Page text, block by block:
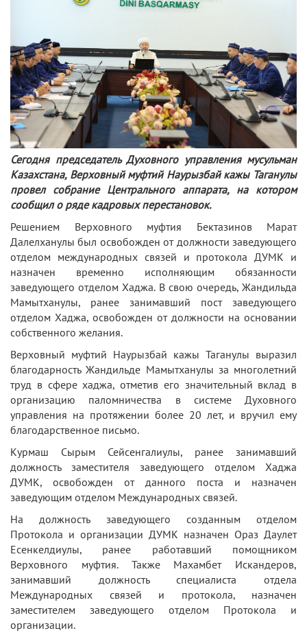
Сегодня председатель Духовного управления мусульман
Казахстана, Верховный муфтий Наурызбай кажы Таганулы
провел собрание Центрального аппарата, на котором
сообщил о ряде кадровых перестановок.
Решением Верховного муфтия Бектазинов Марат
Далелханулы был освобожден от должности заведующего
отделом международных связей и протокола ДУМК и
назначен временно исполняющим обязанности
заведующего отделом Хаджа. В свою очередь, Жандильда
Мамытханулы, ранее занимавший пост заведующего
отделом Хаджа, освобожден от должности на основании
собственного желания.
Верховный муфтий Наурызбай кажы Таганулы выразил
благодарность Жандильде Мамытханулы за многолетний
труд в сфере хаджа, отметив его значительный вклад в
организацию паломничества в системе Духовного
управления на протяжении более 20 лет, и вручил ему
благодарственное письмо.
Курмаш Сырым Сейсенгалиулы, ранее занимавший
должность заместителя заведующего отделом Хаджа
ДУМК, освобожден от данного поста и назначен
заведующим отделом Международных связей.
На должность заведующего созданным отделом
Протокола и организации ДУМК назначен Ораз Даулет
Есенкелдиулы, ранее работавший помощником
Верховного муфтия. Также Махамбет Искандеров,
занимавший должность специалиста отдела
Международных связей и протокола, назначен
заместителем заведующего отделом Протокола и
организации.